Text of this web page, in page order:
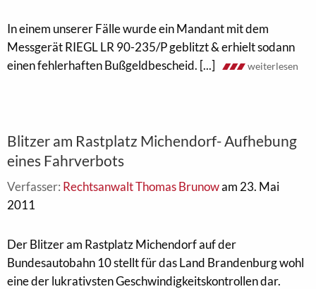
In einem unserer Fälle wurde ein Mandant mit dem
Messgerät RIEGL LR 90-235/P geblitzt & erhielt sodann
einen fehlerhaften Bußgeldbescheid. [...]
weiterlesen
Blitzer am Rastplatz Michendorf- Aufhebung
eines Fahrverbots
Verfasser: Rechtsanwalt Thomas Brunowam 23. Mai
2011
Der Blitzer am Rastplatz Michendorf auf der
Bundesautobahn 10 stellt für das Land Brandenburg wohl
eine der lukrativsten Geschwindigkeitskontrollen dar.